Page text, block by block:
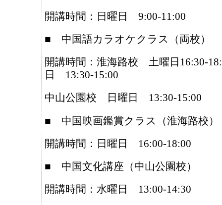
開講時間：日曜日 9:00-11:00
■ 中国語カラオケクラス（両校）
開講時間：淮海路校 土曜日16:30-
日 13:30-15:00
中山公園校 日曜日 13:30-15:00
■ 中国映画鑑賞クラス（淮海路校）
開講時間：日曜日 16:00-18:00
■ 中国文化講座（中山公園校）
開講時間：水曜日 13:00-14:30